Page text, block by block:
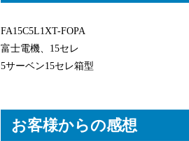
FA15C5L1XT-FOPA
富士電機、15セレ
5サーベン15セレ箱型
お客様からの感想